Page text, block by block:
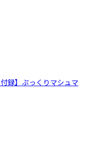
録】ぷっくりマシュマ